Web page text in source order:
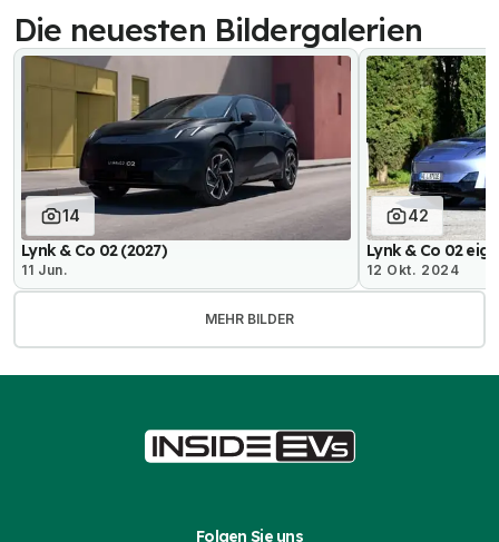
Die neuesten Bildergalerien
14
Lynk & Co 02 (2027)
11 Jun.
42
Lynk & Co 02
12 Okt. 2024
MEHR BILDER
Folgen Sie uns